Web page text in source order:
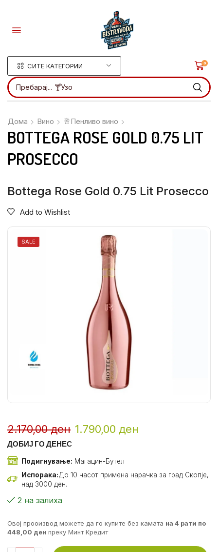
СИТЕ КАТЕГОРИИ
Пребарај... 🍸Узо
0
Дома Вино 🥂Пенливо вино
BOTTEGA ROSE GOLD 0.75 LIT
PROSECCO
Bottega Rose Gold 0.75 Lit Prosecco
Add to Wishlist
SALE
2.170,00ден 1.790,00 ден
ДОБИЈ ГО ДЕНЕС
Подигнување: Магацин-Бутел
Испорака:До 10 часот примена нарачка за град Скопје,
над 3000 ден.
2 на залиха
Овој прооизвод можете да го купите без камата на 4 рати по
448,00 ден преку Минт Кредит